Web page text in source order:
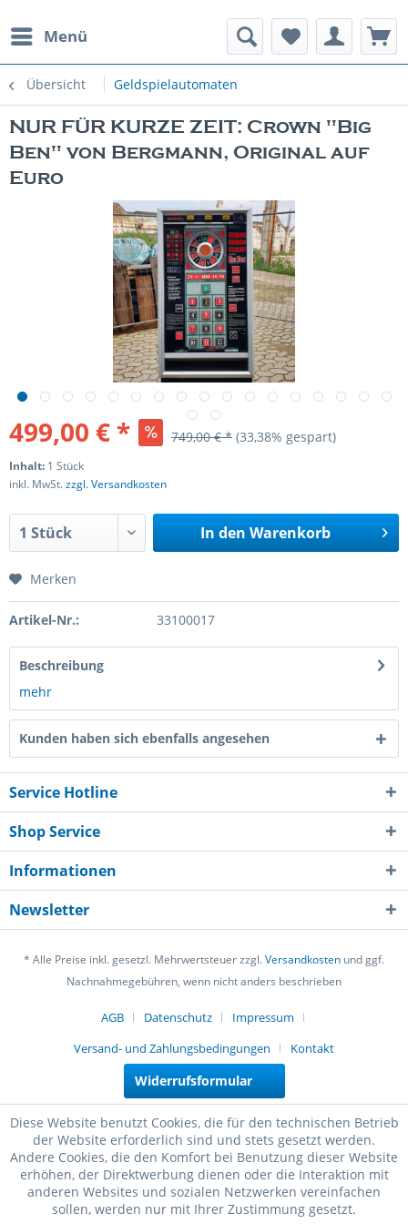
Menü
Übersicht Geldspielautomaten
Spielautomaten
NUR FÜR KURZE ZEIT: Crown "Big
Ben" von Bergmann, Original auf
Euro
499,00 € * 749,00 € * (33,38% gespart)
Inhalt: 1 Stück
inkl. MwSt.zzgl. Versandkosten
In den Warenkorb
Merken
Artikel-Nr.: 33100017
Beschreibung
mehr
Kunden haben sich ebenfalls angesehen
Service Hotline
Shop Service
Informationen
Newsletter
* Alle Preise inkl. gesetzl. Mehrwertsteuer zzgl.Versandkosten und ggf.
Nachnahmegebühren, wenn nicht anders beschrieben
AGB Datenschutz
Impressum
Versand- und Zahlungsbedingungen
Kontakt
Widerrufsformular
Diese Website benutzt Cookies, die für den technischen Betrieb
der Website erforderlich sind und stets gesetzt werden.
Andere Cookies, die den Komfort bei Benutzung dieser Website
erhöhen, der Direktwerbung dienen oder die Interaktion mit
anderen Websites und sozialen Netzwerken vereinfachen
sollen, werden nur mit Ihrer Zustimmung gesetzt.